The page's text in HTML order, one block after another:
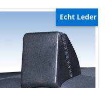
Echt Leder